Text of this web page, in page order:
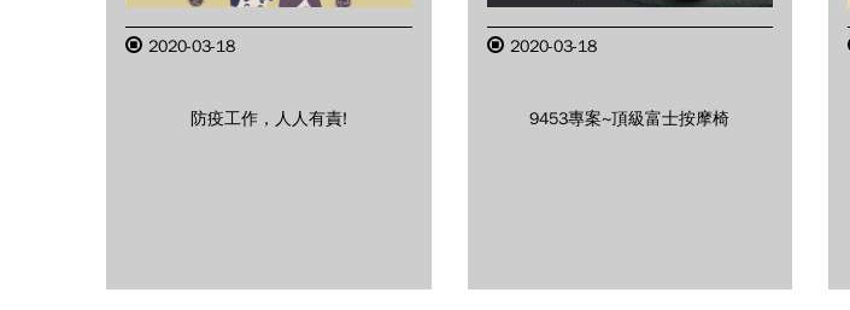
2020-03-18
防疫工作，人人有責!
2020-03-18
9453專案~頂級富士按摩椅